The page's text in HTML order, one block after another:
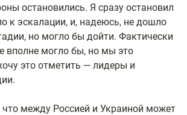
остановились. Я сразу остановил
к эскалации, и, надеюсь, не дошло
но могло бы дойти. Фактически
вполне могло бы, но мы это
это отметить — лидеры и
между Россией и Украиной может